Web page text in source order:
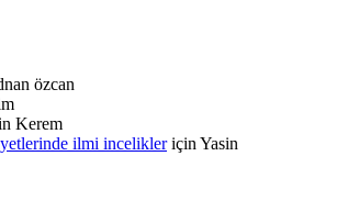
özcan
Kerem
ilmi incelikleriçin Yasin